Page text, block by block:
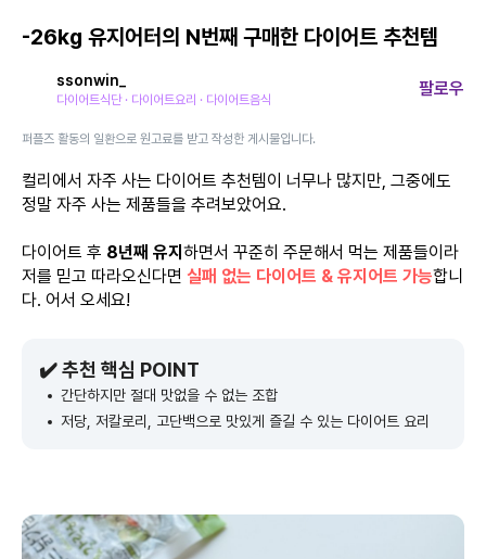
-26kg 유지어터의 N번째 구매한 다이어트 추천템
ssonwin_
다이어트식단 · 다이어트요리 · 다이어트음식
팔로우
퍼플즈 활동의 일환으로 원고료를 받고 작성한 게시물입니다.
컬리에서 자주 사는 다이어트 추천템이 너무나 많지만, 그중에도
정말 자주 사는 제품들을 추려보았어요.
다이어트 후 8년째 유지 하면서 꾸준히 주문해서 먹는 제품들이라
저를 믿고 따라오신다면 실패 없는 다이어트 & 유지어트 가능합니
다. 어서 오세요!
✔️ 추천 핵심 POINT
간단하지만 절대 맛없을 수 없는 조합
저당, 저칼로리, 고단백으로 맛있게 즐길 수 있는 다이어트 요리